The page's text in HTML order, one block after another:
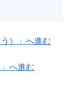
）」へ進む
へ進む